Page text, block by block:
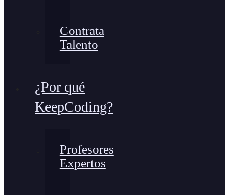
Contrata
Talento
¿Por qué
KeepCoding?
Profesores
Expertos